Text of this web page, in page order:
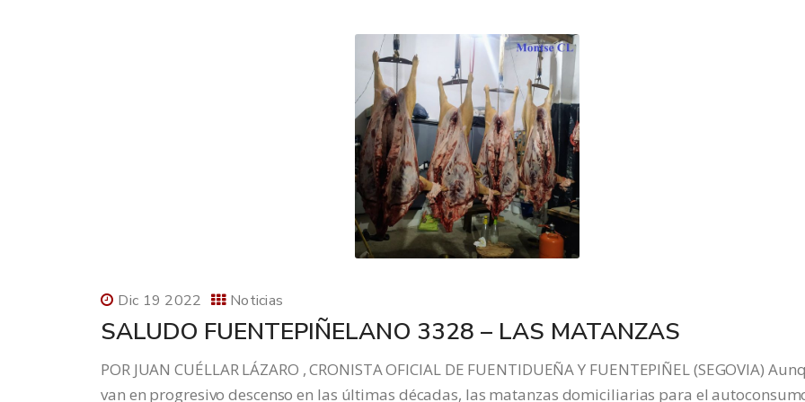
Dic 19 2022 Noticias
SALUDO FUENTEPIÑELANO 3328 – LAS MATANZAS
POR JUAN CUÉLLAR LÁZARO , CRONISTA OFICIAL DE FUENTIDUEÑA Y FUENTEPIÑEL (SEGOVIA)
van en progresivo descenso en las últimas décadas, las matanzas domiciliarias para el